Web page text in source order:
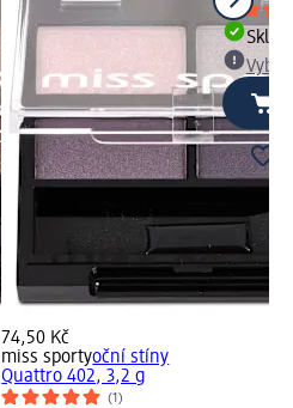
74,50 Kč
miss sportyoční stíny
Quattro 402, 3,2 g
(1)